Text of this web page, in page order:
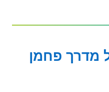
מדרך פחמן